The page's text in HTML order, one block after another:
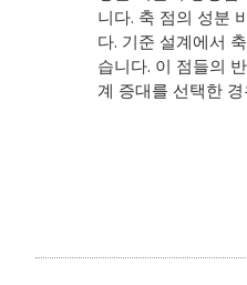
니다. 축 점의 성분
다. 기준 설계에서
습니다. 이 점들의
계 증대를 선택한